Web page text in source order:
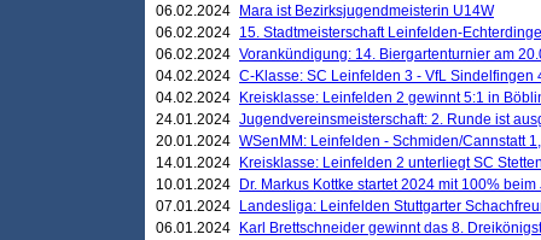
06.02.2024
Mara ist Bezirksjugendmeisterin U14W
06.02.2024 15. Stadtmeisterschaft Leinfelden-
06.02.2024 Vorankündigung: 14. Biergartenturnier am
04.02.2024 C-Klasse: SC Leinfelden 3 - VfL Sindelfingen
04.02.2024
Kreisklasse: Leinfelden 2 gewinnt 5:1 in
24.01.2024 Jugendvereinsmeisterschaft: 2. Runde ist
20.01.2024 WSenMM: Leinfelden - Schmiden/Cannstatt
14.01.2024
Kreisklasse: Leinfelden 2 unterliegt SC
10.01.2024
Dr. Markus Kottke startet 2024 mit 100%
07.01.2024
Landesliga: Leinfelden Stuttgarter
06.01.2024
Karl Brettschneider gewinnt das 8.